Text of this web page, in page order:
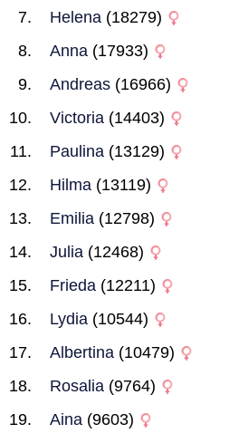
Helena (18279)
Anna (17933)
Andreas (16966)
Victoria (14403)
Paulina (13129)
Hilma (13119)
Emilia (12798)
Julia (12468)
Frieda (12211)
Lydia (10544)
Albertina (10479)
Rosalia (9764)
Aina (9603)